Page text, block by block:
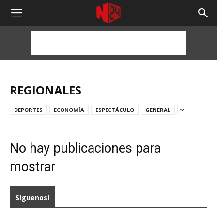
NOTICIAS
HORAS
REGIONALES
DEPORTES ECONOMÍA ESPECTÁCULO GENERAL
No hay publicaciones para
mostrar
Síguenos!